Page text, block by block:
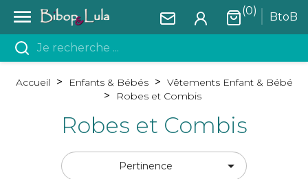
 BtoB
(0)
Accueil Enfants & Bébés
Vêtements Enfant & Bébé
Robes et Combis
Robes et Combis
Pertinence 